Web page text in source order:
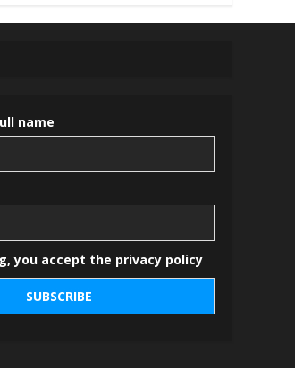
name
you accept the privacy policy